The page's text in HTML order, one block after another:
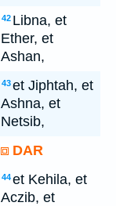
42 Libna, et
Ether, et
Ashan,
43et Jiphtah, et
Ashna, et
Netsib,
DAR
44et Kehila, et
Aczib, et